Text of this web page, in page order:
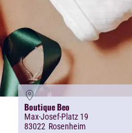
Boutique Beo
Max-Josef-Platz 19
83022 Rosenheim